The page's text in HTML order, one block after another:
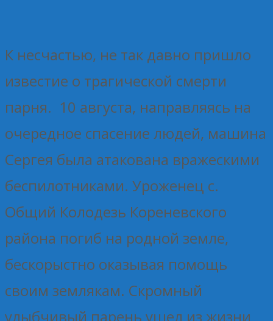
К несчастью, не так давно пришло
известие о трагической смерти
парня. 10 августа, направляясь на
очередное спасение людей, машина
Сергея была атакована вражескими
беспилотниками. Уроженец с.
Общий Колодезь Кореневского
района погиб на родной земле,
бескорыстно оказывая помощь
своим землякам. Скромный
улыбчивый парень ушел из жизни